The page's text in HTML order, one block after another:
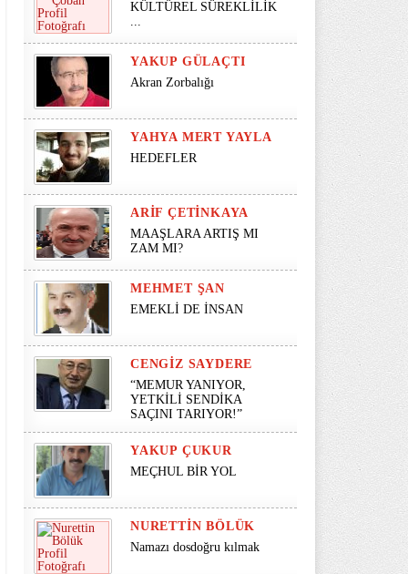
KÜLTÜREL SÜREKLİLİK
...
YAKUP GÜLAÇTI
Akran Zorbalığı
YAHYA MERT YAYLA
HEDEFLER
ARIF ÇETINKAYA
MAAŞLARA ARTIŞ MI
ZAM MI?
MEHMET ŞAN
EMEKLİ DE İNSAN
CENGIZ SAYDERE
“MEMUR YANIYOR,
YETKİLİ SENDİKA
SAÇINI TARIYOR!”
YAKUP ÇUKUR
MEÇHUL BİR YOL
NURETTIN BÖLÜK
Namazı dosdoğru kılmak